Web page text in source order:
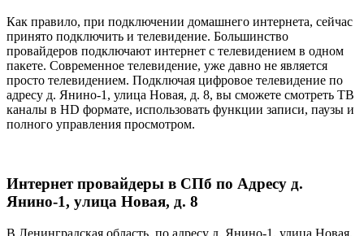
Как правило, при подключении домашнего интернета, сейчас
принято подключить и телевидение. Большинство
провайдеров подключают интернет с телевидением в одном
пакете. Современное телевидение, уже давно не является
просто телевидением. Подключая цифровое телевидение по
адресу д. Янино-1, улица Новая, д. 8, вы сможете смотреть ТВ
каналы в HD формате, использовать функции записи, паузы и
полного управления просмотром.
Интернет провайдеры в СПб по Адресу д.
Янино-1, улица Новая, д. 8
В Ленинградская область, по адресу д. Янино-1, улица Новая,